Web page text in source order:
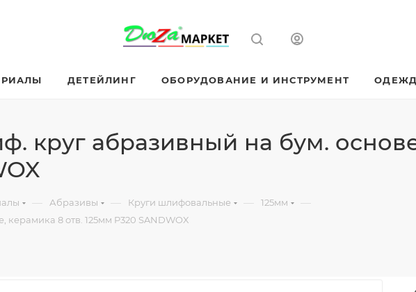
ДЕТЕЙЛИНГ ОБОРУДОВАНИЕ И ИНСТРУМЕНТ
круг абразивный на бум.
— Абразивы — Круги шлифовальные — 125мм —
8 отв. 125мм P320 SANDWOX